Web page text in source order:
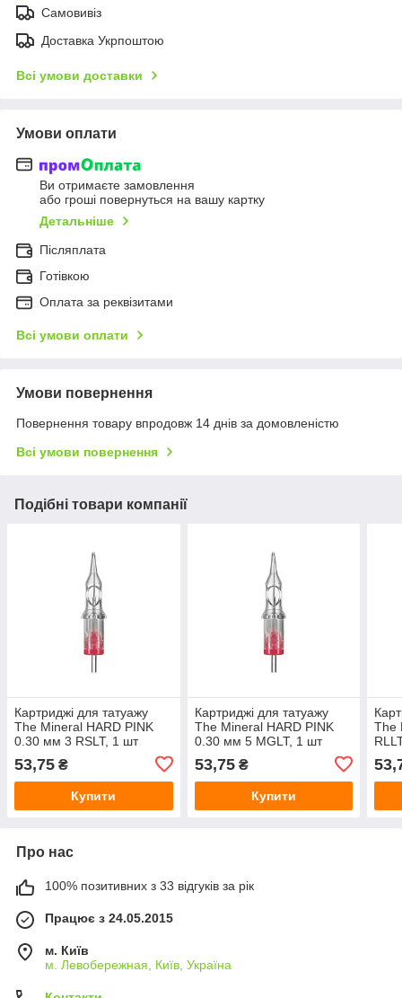
Самовивіз
Доставка Укрпоштою
Всі умови доставки
Умови оплати
Ви отримаєте замовлення
або гроші повернуться на вашу картку
Детальніше
Післяплата
Готівкою
Оплата за реквізитами
Всі умови оплати
Умови повернення
Повернення товару впродовж 14 днів за домовленістю
Всі умови повернення
Подібні товари компанії
Картриджі для татуажу
The Mineral HARD PINK
0.30 мм 3 RSLT, 1 шт
53,75 ₴
Купити
Картриджі для татуажу
The Mineral HARD PINK
0.30 мм 5 MGLT, 1 шт
53,75₴
Купити
The
Про нас
100% позитивних з 33 відгуків за рік
Працює з 24.05.2015
м. Київ
м. Левобережная, Київ, Україна